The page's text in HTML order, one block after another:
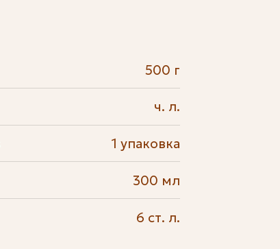
500 г
ч. л.
1 упаковка
300 мл
6 ст. л.